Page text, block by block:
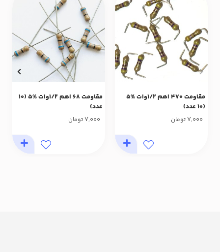
مقاومت 470 اهم 1/2وات %5
(10 عدد)
7,000تومان
مقاومت 68 اهم 1/2وات %5 (10
عدد)
7,000تومان